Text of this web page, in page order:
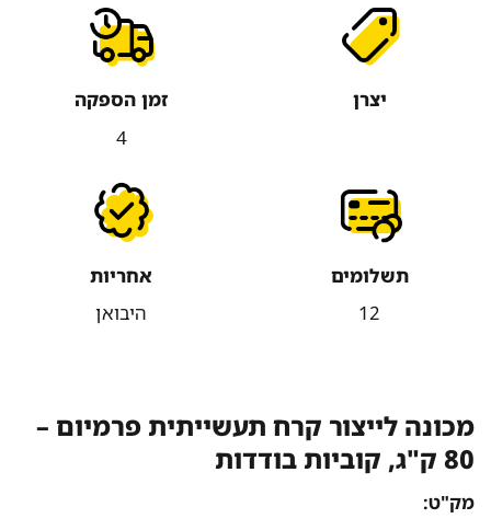
יצרן
זמן הספקה
תשלומים
12
אחריות
היבואן
מכונה לייצור קרח תעשייתית פרמיום –
80 ק"ג, קוביות בודדות
מק"ט: